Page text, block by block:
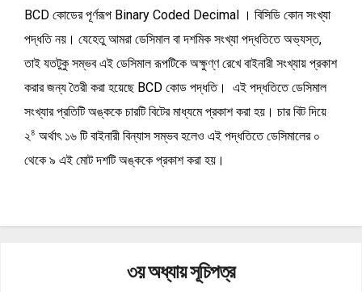
BCD কোডের পূর্ণরূপ Binary Coded Decimal । বিসিডি কোন সংখ্যা
পদ্ধতি নয়। যেহেতু আমরা ডেসিমাল বা দশমিক সংখ্যা পদ্ধতিতে অভ্যস্ত,
তাই যতটুকু সম্ভব এই ডেসিমাল রূপটিকে অক্ষুণ্ণ রেখে বাইনারী সংখ্যায় প্রকাশ
করার জন্য তৈরী করা হয়েছে BCD কোড পদ্ধতি। এই পদ্ধতিতে ডেসিমাল
সংখ্যার প্রতিটি অঙ্ককে চারটি বিটের মাধ্যমে প্রকাশ করা হয়। চার বিট দিয়ে
২৪ অর্থাৎ ১৬ টি বাইনারী বিন্যাস সম্ভব হলেও এই পদ্ধতিতে ডেসিমালের ০
থেকে ৯ এই মোট দশটি অঙ্ককে প্রকাশ করা হয়।
৩য় অধ্যায় সূচিপত্র